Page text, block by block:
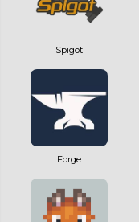
Spigot
Forge